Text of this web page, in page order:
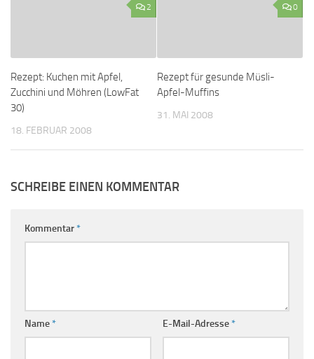
2
Rezept: Kuchen mit Apfel,
Zucchini und Möhren (LowFat
30)
18. FEBRUAR 2008
0
Rezept für gesunde Müsli-
Apfel-Muffins
31. MAI 2008
SCHREIBE EINEN KOMMENTAR
Kommentar*
Name* E-Mail-Adresse*